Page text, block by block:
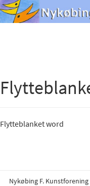
Flytteblanket word
Nykøbing F.